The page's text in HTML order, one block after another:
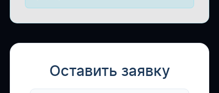
Оставить заявку